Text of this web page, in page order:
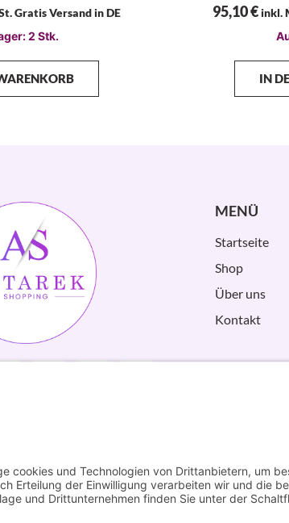
Gratis Versand in DE
2 Stk.
95,10€inkl.
IN
MENÜ
Startseite
Shop
Über uns
Kontakt